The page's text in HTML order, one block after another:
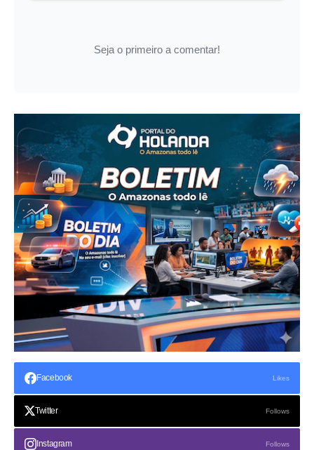
Seja o primeiro a comentar!
Facebook Likes
Twitter Follows
Instagram Follows